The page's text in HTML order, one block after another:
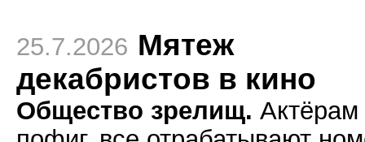
25.7.2026 Мятеж
декабристов в кино
Общество зрелищ. Актёрам